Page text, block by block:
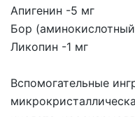
Апигенин -5 мг
Бор
Ликопин -1 мг
Вспомогательные